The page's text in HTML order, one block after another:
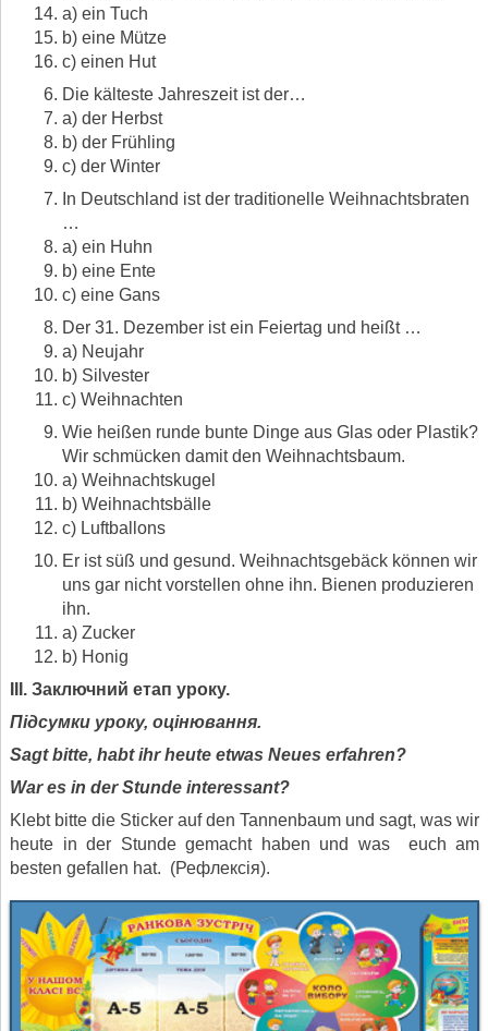
a) ein Tuch
b) eine Mütze
c) einen Hut
Die kälteste Jahreszeit ist der…
a) der Herbst
b) der Frühling
c) der Winter
In Deutschland ist der traditionelle Weihnachtsbraten
…
a) ein Huhn
b) eine Ente
c) eine Gans
Der 31. Dezember ist ein Feiertag und heißt …
a) Neujahr
b) Silvester
c) Weihnachten
Wie heißen runde bunte Dinge aus Glas oder Plastik?
Wir schmücken damit den Weihnachtsbaum.
a) Weihnachtskugel
b) Weihnachtsbälle
c) Luftballons
Er ist süß und gesund. Weihnachtsgebäck können wir
uns gar nicht vorstellen ohne ihn. Bienen produzieren
ihn.
a) Zucker
b) Honig
III. Заключний етап уроку.
Підсумки уроку, оцінювання.
Sagt bitte, habt ihr heute etwas Neues erfahren?
War es in der Stunde interessant?
Klebt bitte die Sticker auf den Tannenbaum und sagt, was wir
heute in der Stunde gemacht haben und was euch am
besten gefallen hat. (Рефлексія).